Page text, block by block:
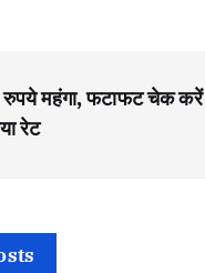
महंगा, फटाफट चेक करें
रेट